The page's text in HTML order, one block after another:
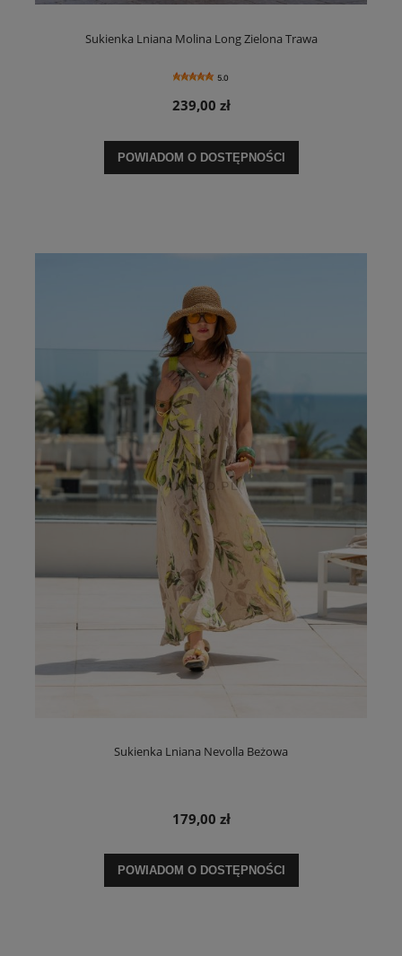
Sukienka Lniana Molina Long Zielona Trawa
5.0
239,00 zł
POWIADOM O DOSTĘPNOŚCI
Sukienka Lniana Nevolla Beżowa
179,00 zł
POWIADOM O DOSTĘPNOŚCI